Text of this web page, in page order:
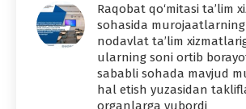
Raqobat qo‘mitasi ta’lim
sohasida murojaatlarning
nodavlat ta’lim
ularning soni ortib
sababli sohada mavjud
hal etish yuzasidan
organlarga yubordi